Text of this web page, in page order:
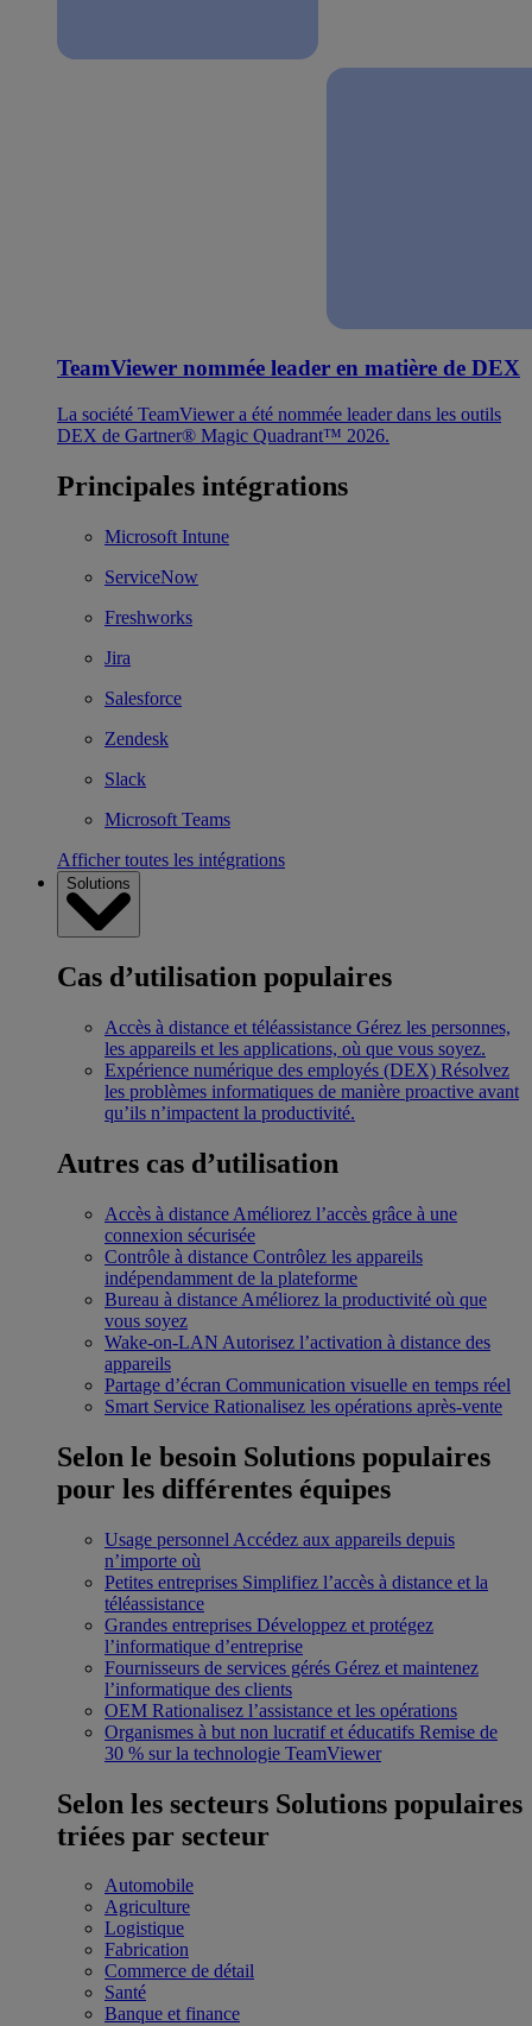
TeamViewer nommée leader en matière de DEX
La société TeamViewer a été nommée leader dans les outils
DEX de Gartner® Magic Quadrant™ 2026.
Principales intégrations
Microsoft Intune
ServiceNow
Freshworks
Jira
Salesforce
Zendesk
Slack
Microsoft Teams
Afficher toutes les intégrations
Solutions
Cas d’utilisation populaires
Accès à distance et téléassistance Gérez les personnes,
les appareils et les applications, où que vous soyez.
Expérience numérique des employés (DEX) Résolvez
les problèmes informatiques de manière proactive avant
qu’ils n’impactent la productivité.
Autres cas d’utilisation
Accès à distance Améliorez l’accès grâce à une
connexion sécurisée
Contrôle à distance Contrôlez les appareils
indépendamment de la plateforme
Bureau à distance Améliorez la productivité où que
vous soyez
Wake-on-LAN Autorisez l’activation à distance des
appareils
Partage d’écran Communication visuelle en temps réel
Smart Service Rationalisez les opérations après-vente
Selon le besoin Solutions populaires
pour les différentes équipes
Usage personnel Accédez aux appareils depuis
n’importe où
Petites entreprises Simplifiez l’accès à distance et la
téléassistance
Grandes entreprises Développez et protégez
l’informatique d’entreprise
Fournisseurs de services gérés Gérez et maintenez
l’informatique des clients
OEM Rationalisez l’assistance et les opérations
Organismes à but non lucratif et éducatifs Remise de
30 % sur la technologie TeamViewer
Selon les secteurs Solutions populaires
triées par secteur
Automobile
Agriculture
Logistique
Fabrication
Commerce de détail
Santé
Banque et finance